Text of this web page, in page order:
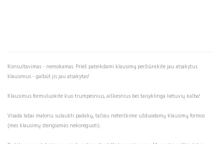
Konsultavimas - nemokamas. Prieš pateikdami klausimą peržiūrėkite jau atsakytus
klausimus - galbūt jis jau atsakytas!
Klausimus formuluokite kuo trumpesnius, aiškesnius bei taisyklinga lietuvių kalba!
Visada labai malonu sulaukti padėkų, tačiau neterškime užduodamų klausimų formos
(mes klausimų stengiamės nekoreguoti).